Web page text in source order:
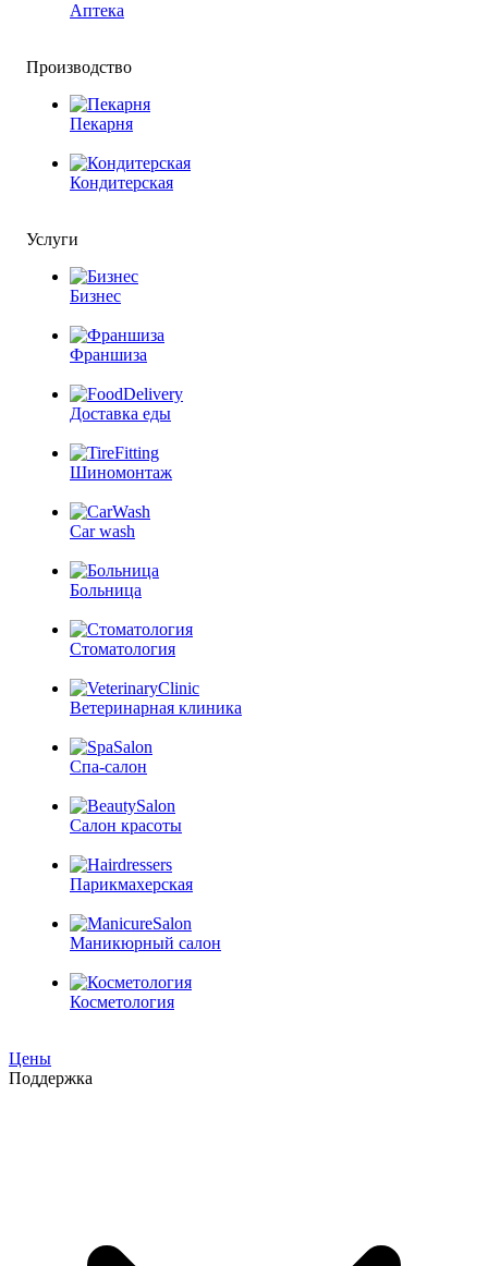
Аптека
Производство
Пекарня
Кондитерская
Услуги
Бизнес
Франшиза
Доставка еды
Шиномонтаж
Car wash
Больница
Стоматология
Ветеринарная клиника
Спа-салон
Салон красоты
Парикмахерская
Маникюрный салон
Косметология
Цены
Поддержка